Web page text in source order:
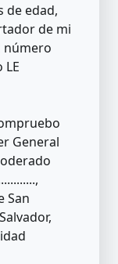
de edad,
de mi
número
LE
General
San